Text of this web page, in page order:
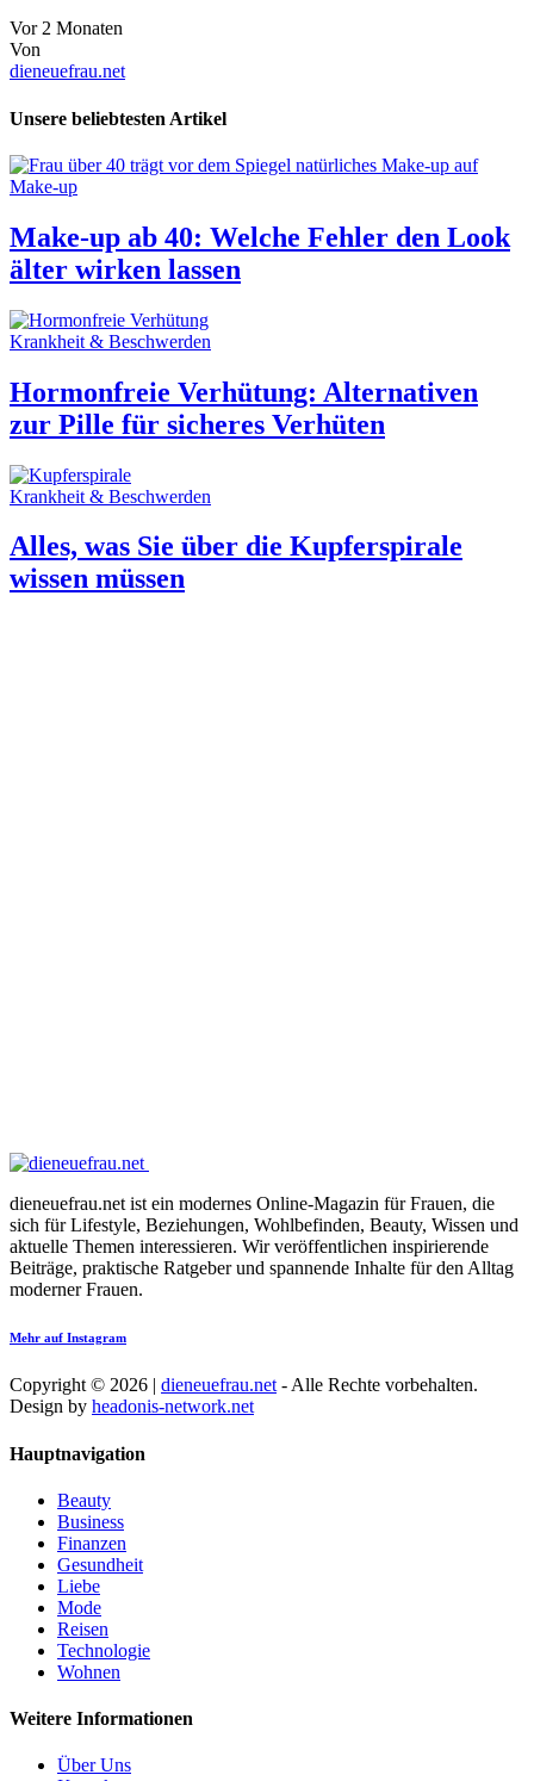
Vor 2 Monaten
Von
dieneuefrau.net
Unsere beliebtesten Artikel
Make-up
Make-up ab 40: Welche Fehler den Look
älter wirken lassen
Krankheit & Beschwerden
Hormonfreie Verhütung: Alternativen
zur Pille für sicheres Verhüten
Krankheit & Beschwerden
Alles, was Sie über die Kupferspirale
wissen müssen
dieneuefrau.net ist ein modernes Online-Magazin für Frauen, die
sich für Lifestyle, Beziehungen, Wohlbefinden, Beauty, Wissen und
aktuelle Themen interessieren. Wir veröffentlichen inspirierende
Beiträge, praktische Ratgeber und spannende Inhalte für den Alltag
moderner Frauen.
Mehr auf Instagram
Copyright © 2026 | dieneuefrau.net - Alle Rechte vorbehalten.
Design by headonis-network.net
Hauptnavigation
Beauty
Business
Finanzen
Gesundheit
Liebe
Mode
Reisen
Technologie
Wohnen
Weitere Informationen
Über Uns